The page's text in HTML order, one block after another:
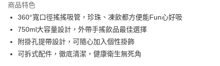
1.分期款項不併入電信帳單，「大哥付你分期」於每月結算日後寄送繳費提
醒簡訊。
2.透過簡訊連結打開帳單後，可選擇「超商條碼／台灣大直營門市／銀行轉
帳／街口支付／iPASS MONEY」等通路繳費。
【注意事項】
每筆NT$80，滿NT$888(含以上)免運費
宅配
每筆NT$120，滿NT$1,000(含以上)免運費
商品特色
360°寬口徑搖搖吸管，珍珠、凍飲都方便能Fun心好吸
750ml大容量設計，外帶手搖飲品最佳選擇
附掛孔提帶設計，可隨心加入個性掛飾
可拆式配件，徹底清潔，健康衛生無死角